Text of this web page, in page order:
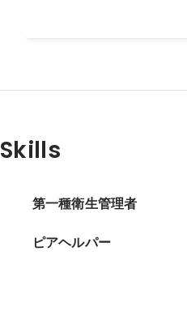
Skills
第一種衛生管理者
ピアヘルパー